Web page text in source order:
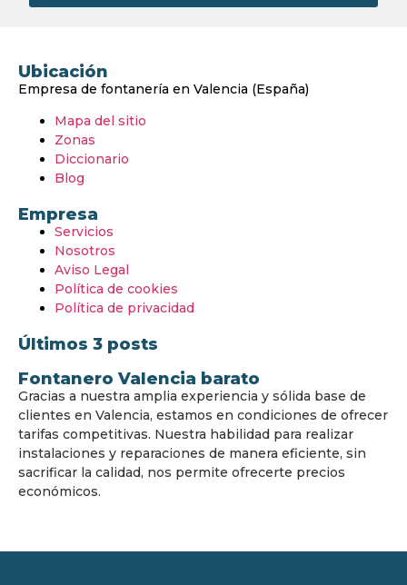
Ubicación
Empresa de fontanería en Valencia (España)
Mapa del sitio
Zonas
Diccionario
Blog
Empresa
Servicios
Nosotros
Aviso Legal
Política de cookies
Política de privacidad
Últimos 3 posts
Fontanero Valencia barato
Gracias a nuestra amplia experiencia y sólida base de
clientes en Valencia, estamos en condiciones de ofrecer
tarifas competitivas. Nuestra habilidad para realizar
instalaciones y reparaciones de manera eficiente, sin
sacrificar la calidad, nos permite ofrecerte precios
económicos.